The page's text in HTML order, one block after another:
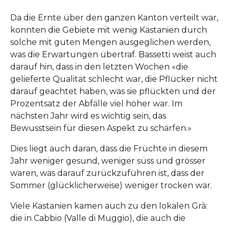
Da die Ernte über den ganzen Kanton verteilt war,
konnten die Gebiete mit wenig Kastanien durch
solche mit guten Mengen ausgeglichen werden,
was die Erwartungen übertraf. Bassetti weist auch
darauf hin, dass in den letzten Wochen «die
gelieferte Qualität schlecht war, die Pflücker nicht
darauf geachtet haben, was sie pflückten und der
Prozentsatz der Abfälle viel höher war. Im
nächsten Jahr wird es wichtig sein, das
Bewusstsein für diesen Aspekt zu schärfen.»
Dies liegt auch daran, dass die Früchte in diesem
Jahr weniger gesund, weniger süss und grösser
waren, was darauf zurückzuführen ist, dass der
Sommer (glücklicherweise) weniger trocken war.
Viele Kastanien kamen auch zu den lokalen Grà:
die in Cabbio (Valle di Muggio), die auch die